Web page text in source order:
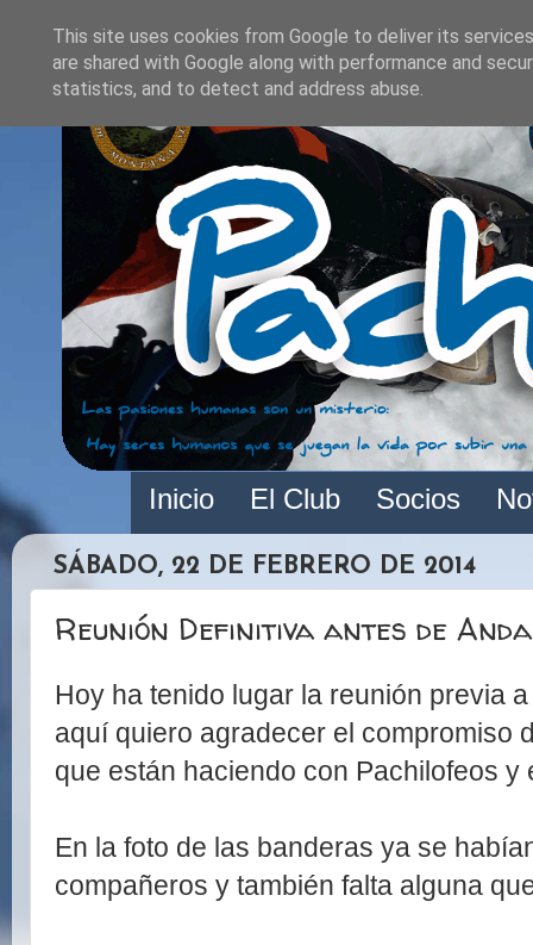
Inicio El Club Socios
SÁBADO, 22 DE FEBRERO DE 2014
Reunión Definitiva antes de
Hoy ha tenido lugar la reunión previa
aquí quiero agradecer el compromiso
que están haciendo con Pachilofeos y
En la foto de las banderas ya se
compañeros y también falta alguna
This site uses cookies from Google to deliver its
are shared with Google along with performance and
statistics, and to detect and address abuse.